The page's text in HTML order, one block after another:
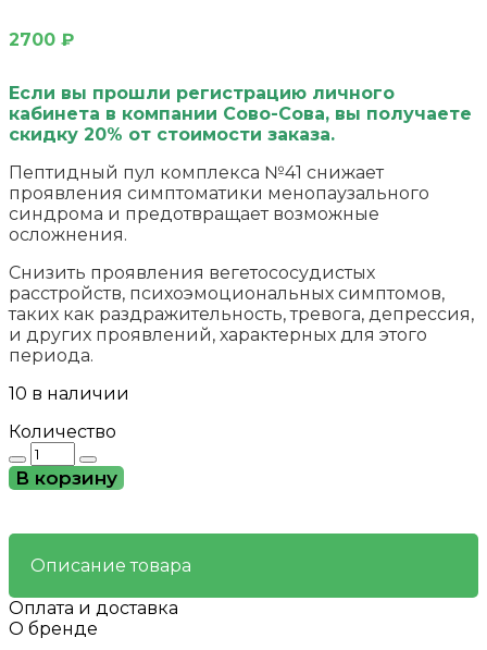
2700 ₽
Если вы прошли регистрацию личного
кабинета в компании Сово-Сова, вы получаете
скидку 20% от стоимости заказа.
Пептидный пул комплекса №41 снижает
проявления симптоматики менопаузального
синдрома и предотвращает возможные
осложнения.
Снизить проявления вегетососудистых
расстройств, психоэмоциональных симптомов,
таких как раздражительность, тревога, депрессия,
и других проявлений, характерных для этого
периода.
10 в наличии
Количество
Количество
товара
№41
менопаузальных
нарушениях
и
климаксе
у
женщин
В корзину
Описание товара
Оплата и доставка
О бренде